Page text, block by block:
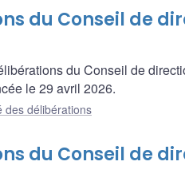
du Conseil de
du Conseil de
le 29 avril 2026.
des délibérations
du Conseil de